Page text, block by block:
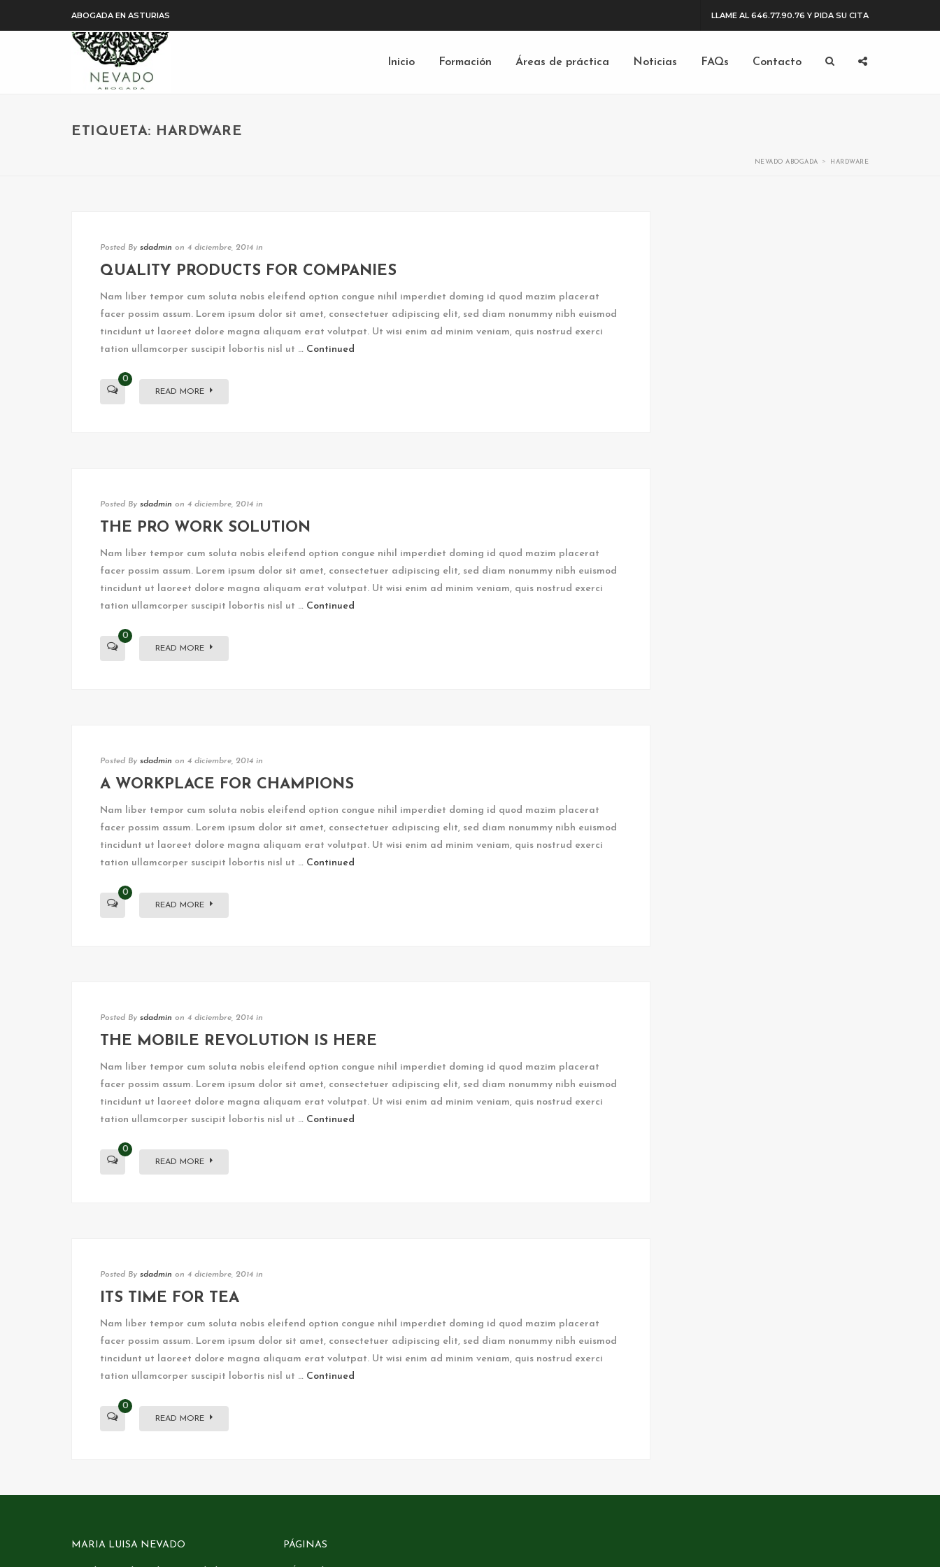
ABOGADA EN ASTURIAS LLAME AL 646.77.90.76 Y PIDA SU CITA
Inicio Formación Áreas de práctica Noticias FAQs Contacto
ETIQUETA: HARDWARE
NEVADO ABOGADA > HARDWARE
Posted By sdadmin on 4 diciembre, 2014 in
QUALITY PRODUCTS FOR COMPANIES
Nam liber tempor cum soluta nobis eleifend option congue nihil imperdiet doming id quod mazim placerat
facer possim assum. Lorem ipsum dolor sit amet, consectetuer adipiscing elit, sed diam nonummy nibh euismod
tincidunt ut laoreet dolore magna aliquam erat volutpat. Ut wisi enim ad minim veniam, quis nostrud exerci
tation ullamcorper suscipit lobortis nisl ut … Continued
0
READ MORE
Posted By sdadmin on 4 diciembre, 2014 in
THE PRO WORK SOLUTION
Nam liber tempor cum soluta nobis eleifend option congue nihil imperdiet doming id quod mazim placerat
facer possim assum. Lorem ipsum dolor sit amet, consectetuer adipiscing elit, sed diam nonummy nibh euismod
tincidunt ut laoreet dolore magna aliquam erat volutpat. Ut wisi enim ad minim veniam, quis nostrud exerci
tation ullamcorper suscipit lobortis nisl ut … Continued
0
READ MORE
Posted By sdadmin on 4 diciembre, 2014 in
A WORKPLACE FOR CHAMPIONS
Nam liber tempor cum soluta nobis eleifend option congue nihil imperdiet doming id quod mazim placerat
facer possim assum. Lorem ipsum dolor sit amet, consectetuer adipiscing elit, sed diam nonummy nibh euismod
tincidunt ut laoreet dolore magna aliquam erat volutpat. Ut wisi enim ad minim veniam, quis nostrud exerci
tation ullamcorper suscipit lobortis nisl ut … Continued
0
READ MORE
Posted By sdadmin on 4 diciembre, 2014 in
THE MOBILE REVOLUTION IS HERE
Nam liber tempor cum soluta nobis eleifend option congue nihil imperdiet doming id quod mazim placerat
facer possim assum. Lorem ipsum dolor sit amet, consectetuer adipiscing elit, sed diam nonummy nibh euismod
tincidunt ut laoreet dolore magna aliquam erat volutpat. Ut wisi enim ad minim veniam, quis nostrud exerci
tation ullamcorper suscipit lobortis nisl ut … Continued
0
READ MORE
Posted By sdadmin on 4 diciembre, 2014 in
ITS TIME FOR TEA
Nam liber tempor cum soluta nobis eleifend option congue nihil imperdiet doming id quod mazim placerat
facer possim assum. Lorem ipsum dolor sit amet, consectetuer adipiscing elit, sed diam nonummy nibh euismod
tincidunt ut laoreet dolore magna aliquam erat volutpat. Ut wisi enim ad minim veniam, quis nostrud exerci
tation ullamcorper suscipit lobortis nisl ut … Continued
0
READ MORE
MARIA LUISA NEVADO PÁGINAS